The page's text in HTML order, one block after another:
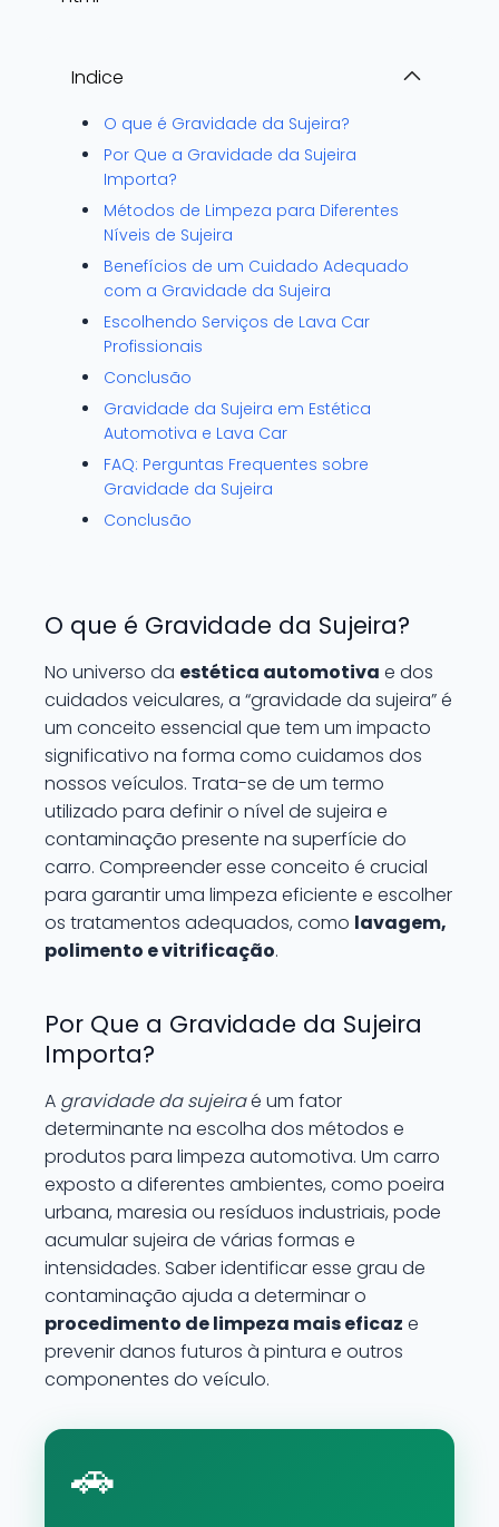
Indice
O que é Gravidade da Sujeira?
Por Que a Gravidade da Sujeira
Importa?
Métodos de Limpeza para Diferentes
Níveis de Sujeira
Benefícios de um Cuidado Adequado
com a Gravidade da Sujeira
Escolhendo Serviços de Lava Car
Profissionais
Conclusão
Gravidade da Sujeira em Estética
Automotiva e Lava Car
FAQ: Perguntas Frequentes sobre
Gravidade da Sujeira
Conclusão
O que é Gravidade da Sujeira?
No universo da estética automotiva e dos
cuidados veiculares, a “gravidade da sujeira” é
um conceito essencial que tem um impacto
significativo na forma como cuidamos dos
nossos veículos. Trata-se de um termo
utilizado para definir o nível de sujeira e
contaminação presente na superfície do
carro. Compreender esse conceito é crucial
para garantir uma limpeza eficiente e escolher
os tratamentos adequados, como lavagem,
polimento e vitrificação.
Por Que a Gravidade da Sujeira
Importa?
A gravidade da sujeiraé um fator
determinante na escolha dos métodos e
produtos para limpeza automotiva. Um carro
exposto a diferentes ambientes, como poeira
urbana, maresia ou resíduos industriais, pode
acumular sujeira de várias formas e
intensidades. Saber identificar esse grau de
contaminação ajuda a determinar o
procedimento de limpeza mais eficaz e
prevenir danos futuros à pintura e outros
componentes do veículo.
🚗